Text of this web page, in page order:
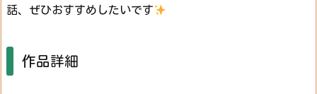
話、ぜひおすすめしたいです
作品詳細